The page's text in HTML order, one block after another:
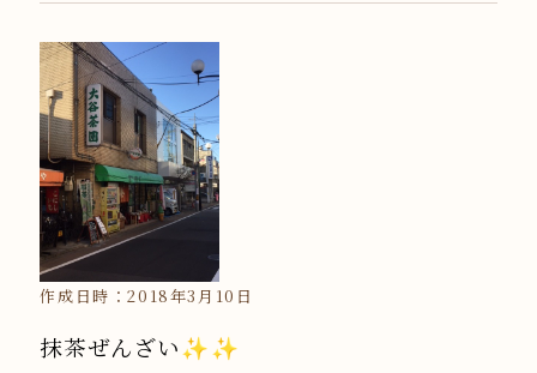
作成日時：2018年3月10日
抹茶ぜんざい✨✨